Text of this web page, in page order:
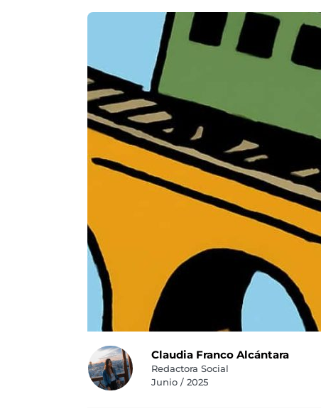
Claudia Franco Alcántara
Redactora Social
Junio / 2025